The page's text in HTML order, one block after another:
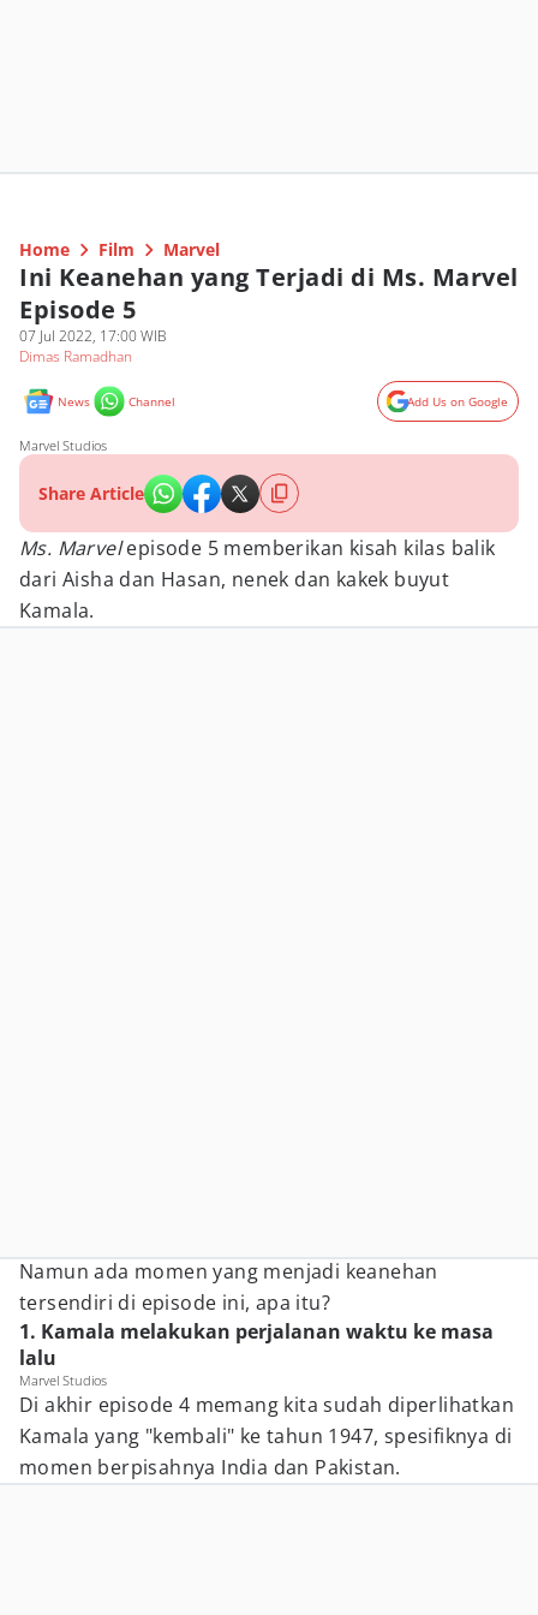
Home Film Marvel
Ini Keanehan yang Terjadi di Ms. Marvel
Episode 5
07 Jul 2022, 17:00 WIB
Dimas Ramadhan
News Channel Add Us on Google
Marvel Studios
Share Article
Ms. Marvelepisode 5 memberikan kisah kilas balik
dari Aisha dan Hasan, nenek dan kakek buyut
Kamala.
Namun ada momen yang menjadi keanehan
tersendiri di episode ini, apa itu?
1. Kamala melakukan perjalanan waktu ke masa
lalu
Marvel Studios
Di akhir episode 4 memang kita sudah diperlihatkan
Kamala yang "kembali" ke tahun 1947, spesifiknya di
momen berpisahnya India dan Pakistan.